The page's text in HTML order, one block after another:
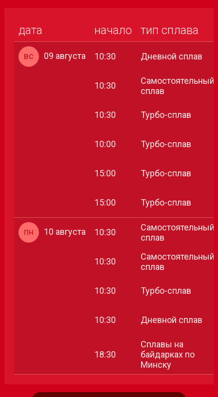
дата начало тип сплава
вс 09 августа 10:30 Дневной сплав
10:30
Самостоятельный
сплав
10:30 Турбо-сплав
10:00 Турбо-сплав
15:00 Турбо-сплав
15:00 Турбо-сплав
пн 10 августа 10:30
Самостоятельный
сплав
10:30
Самостоятельный
сплав
10:30 Турбо-сплав
10:30 Дневной сплав
18:30
Сплавы на
байдарках по
Минску